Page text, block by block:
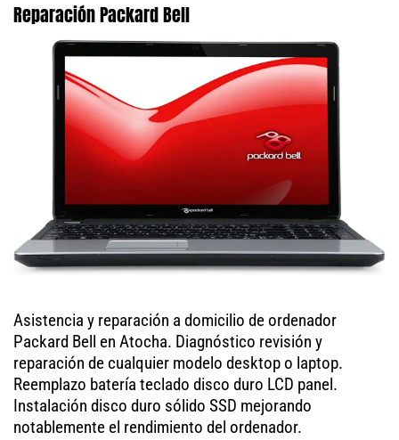
Reparación Packard Bell
Asistencia y reparación a domicilio de ordenador
Packard Bell en Atocha. Diagnóstico revisión y
reparación de cualquier modelo desktop o laptop.
Reemplazo batería teclado disco duro LCD panel.
Instalación disco duro sólido SSD mejorando
notablemente el rendimiento del ordenador.